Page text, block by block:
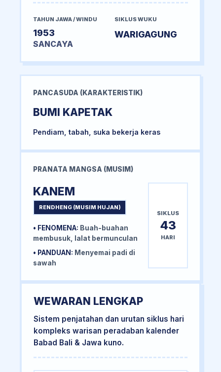
TAHUN JAWA / WINDU
1953
SANCAYA
SIKLUS WUKU
WARIGAGUNG
PANCASUDA (KARAKTERISTIK)
BUMI KAPETAK
Pendiam, tabah, suka bekerja keras
PRANATA MANGSA (MUSIM)
KANEM
RENDHENG (MUSIM HUJAN)
• FENOMENA: Buah-buahan
membusuk, lalat bermunculan
• PANDUAN: Menyemai padi di
sawah
SIKLUS
43
HARI
WEWARAN LENGKAP
Sistem penjatahan dan urutan siklus hari
kompleks warisan peradaban kalender
Babad Bali & Jawa kuno.